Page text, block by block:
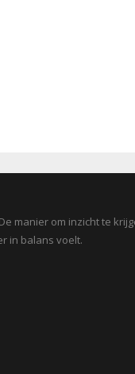
manier om inzicht te
in balans voelt.